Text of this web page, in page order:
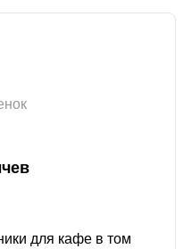
для кафе в том